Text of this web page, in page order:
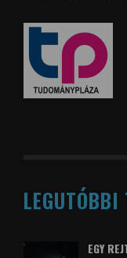
LEGUTÓBBI
EGY